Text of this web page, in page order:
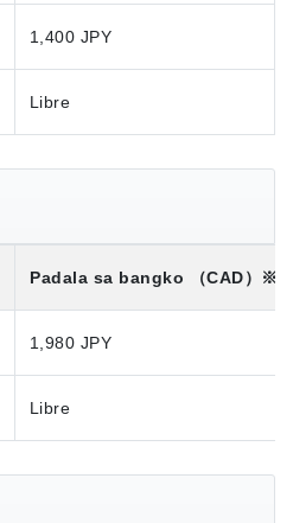
1,400 JPY
Libre
Padala sa bangko （CAD）※
1,980 JPY
Libre